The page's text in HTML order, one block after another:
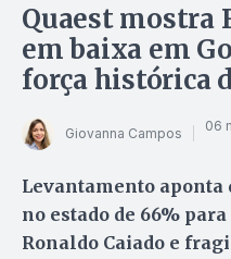
Quaest mostra
em baixa em
força histórica
Giovanna Campos 06
Levantamento aponta
no estado de 66%
Ronaldo Caiado e